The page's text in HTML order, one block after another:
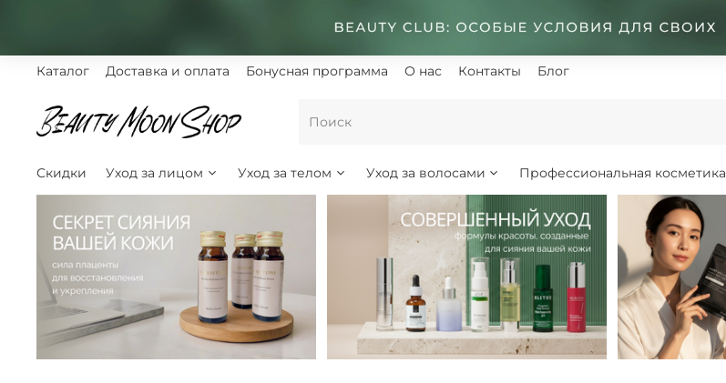
Каталог Доставка и оплата Бонусная программа О нас Контакты Блог
Скидки Уход за лицом Уход за телом Уход за волосами Профессиональная косметика